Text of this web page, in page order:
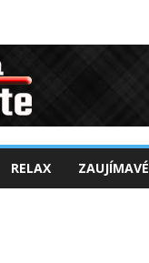
RELAX ZAUJÍMAVÉ